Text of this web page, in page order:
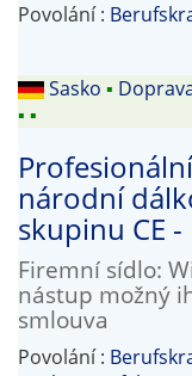
Povolání :
Sasko ▪
▪ ▪
národní
skupinu CE
Firemní sídlo:
nástup možný
smlouva
Povolání :